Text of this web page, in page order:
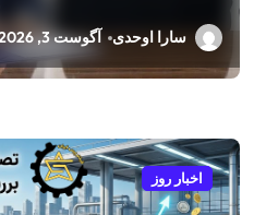
سارا اوحدی آگوست 3, 2026
اخبار روز